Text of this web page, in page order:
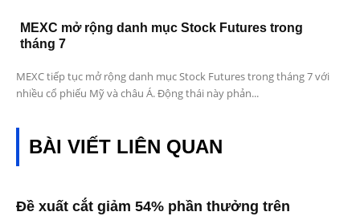
MEXC mở rộng danh mục Stock Futures trong
tháng 7
MEXC tiếp tục mở rộng danh mục Stock Futures trong tháng 7 với
nhiều cổ phiếu Mỹ và châu Á. Động thái này phản...
BÀI VIẾT LIÊN QUAN
Đề xuất cắt giảm 54% phần thưởng trên